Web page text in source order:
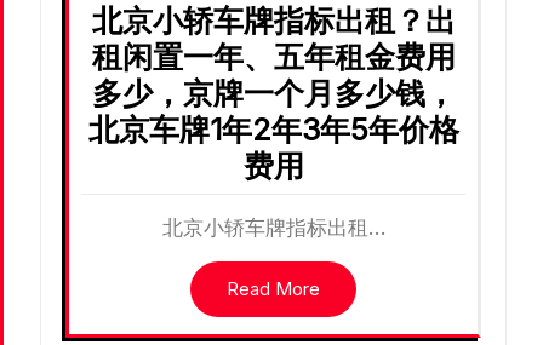
北京小轿车牌指标出租？出
租闲置一年、五年租金费用
多少，京牌一个月多少钱，
北京车牌1年2年3年5年价格
费用
北京小轿车牌指标出租…
Read More